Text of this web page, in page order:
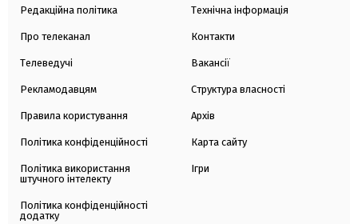
Редакційна політика
Про телеканал
Телеведучі
Рекламодавцям
Правила користування
Політика конфіденційності
Політика використання
штучного інтелекту
Політика конфіденційності
додатку
Технічна інформація
Контакти
Вакансії
Структура власності
Архів
Карта сайту
Ігри